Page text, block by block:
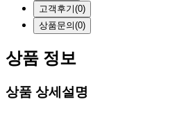
고객후기(0)
상품문의(0)
상품 정보
상품 상세설명